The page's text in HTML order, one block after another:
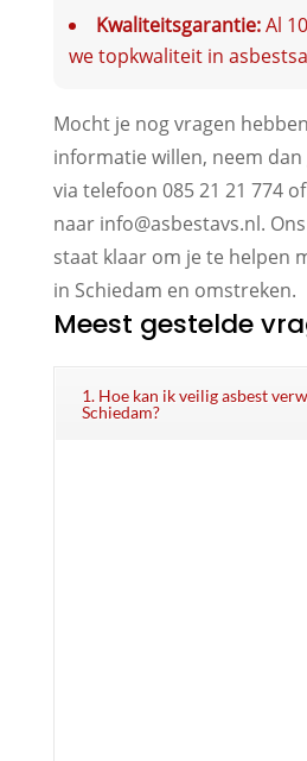
Kwaliteitsgarantie:Al
we topkwaliteit in
Mocht je nog vragen
informatie willen, neem
via telefoon 085 21 21 774
naar info@asbestavs.nl.
staat klaar om je te helpen
in Schiedam en omstreken.
Meest gestelde
1. Hoe kan ik veilig asbest
Schiedam?